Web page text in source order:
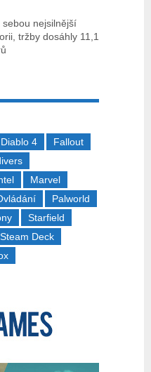
sebou nejsilnější
tržby dosáhly 11,1
Diablo 4
Fallout
Marvel
Palworld
Starfield
Steam Deck